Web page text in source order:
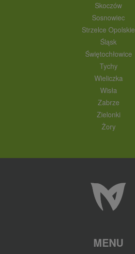
Skoczów
Sosnowiec
Strzelce Opolskie
Śląsk
Świętochłowice
Tychy
Wieliczka
Wisła
Zabrze
Zielonki
Żory
MENU